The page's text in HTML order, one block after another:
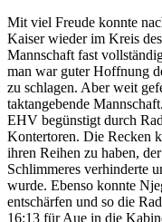
Mit viel Freude konnte
Kaiser wieder im Kreis
Mannschaft fast
man war guter Hoffnung
zu schlagen. Aber weit
taktangebende
EHV begünstigt durch
Kontertoren. Die Recken
ihren Reihen zu haben,
Schlimmeres verhinderte
wurde. Ebenso konnte
entschärfen und so die
16:13 für Aue in die